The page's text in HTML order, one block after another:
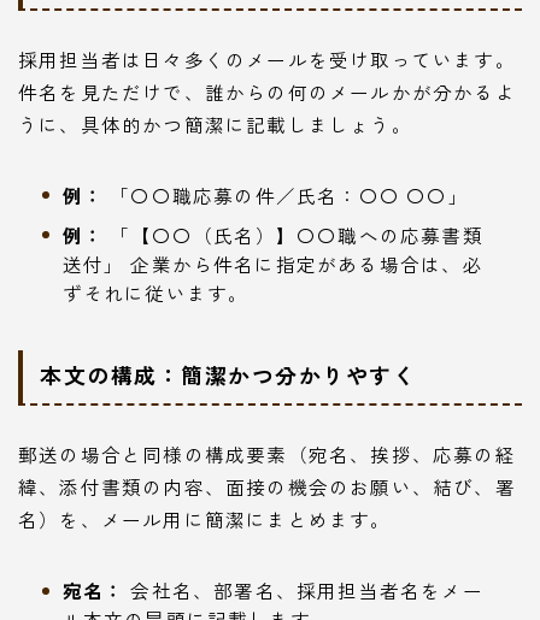
採用担当者は日々多くのメールを受け取っています。
件名を見ただけで、誰からの何のメールかが分かるよ
うに、具体的かつ簡潔に記載しましょう。
例：
「〇〇職応募の件／氏名：〇〇 〇〇」
例：
「【〇〇（氏名）】〇〇職への応募書類
送付」 企業から件名に指定がある場合は、必
ずそれに従います。
本文の構成：簡潔かつ分かりやすく
郵送の場合と同様の構成要素（宛名、挨拶、応募の経
緯、添付書類の内容、面接の機会のお願い、結び、署
名）を、メール用に簡潔にまとめます。
宛名： 会社名、部署名、採用担当者名をメー